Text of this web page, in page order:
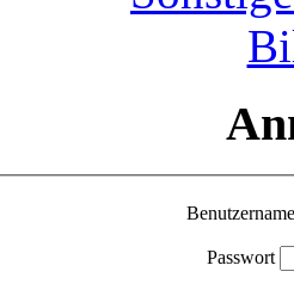
Benutzername
Passwort